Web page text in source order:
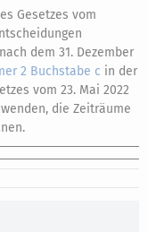
Gesetzes vom
dem 31. Dezember
2 Buchstabe c in der
vom 23. Mai 2022
die Zeiträume